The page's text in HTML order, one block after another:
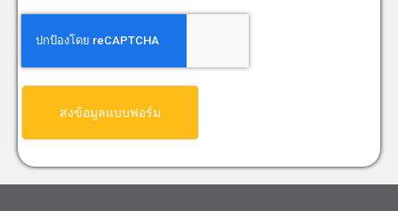
ส่งข้อมูลแบบฟอร์ม